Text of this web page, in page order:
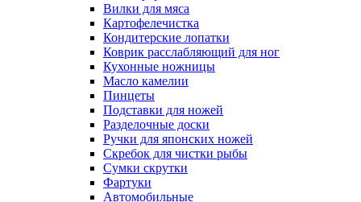
Вилки для мяса
Картофелечистка
Кондитерские лопатки
Коврик расслабляющий для ног
Кухонные ножницы
Масло камелии
Пинцеты
Подставки для ножей
Разделочные доски
Ручки для японских ножей
Скребок для чистки рыбы
Сумки скрутки
Фартуки
Автомобильные